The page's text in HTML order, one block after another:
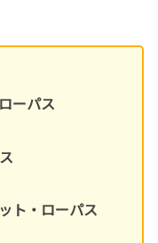
ーパス
ト・ローパス